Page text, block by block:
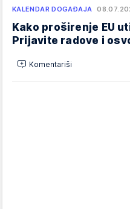
KALENDAR DOGAĐAJA
Kako proširenje EU
Prijavite radove i
Komentariši